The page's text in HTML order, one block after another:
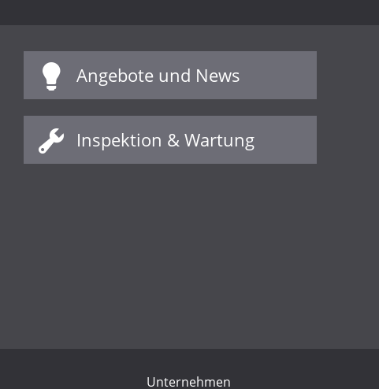
Angebote und News
Inspektion & Wartung
Unternehmen